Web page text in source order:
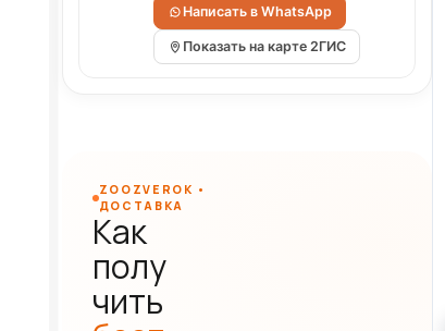
Написать в WhatsApp
Показать на карте 2ГИС
ZOOZVEROK •
ДОСТАВКА
Как
полу
чить